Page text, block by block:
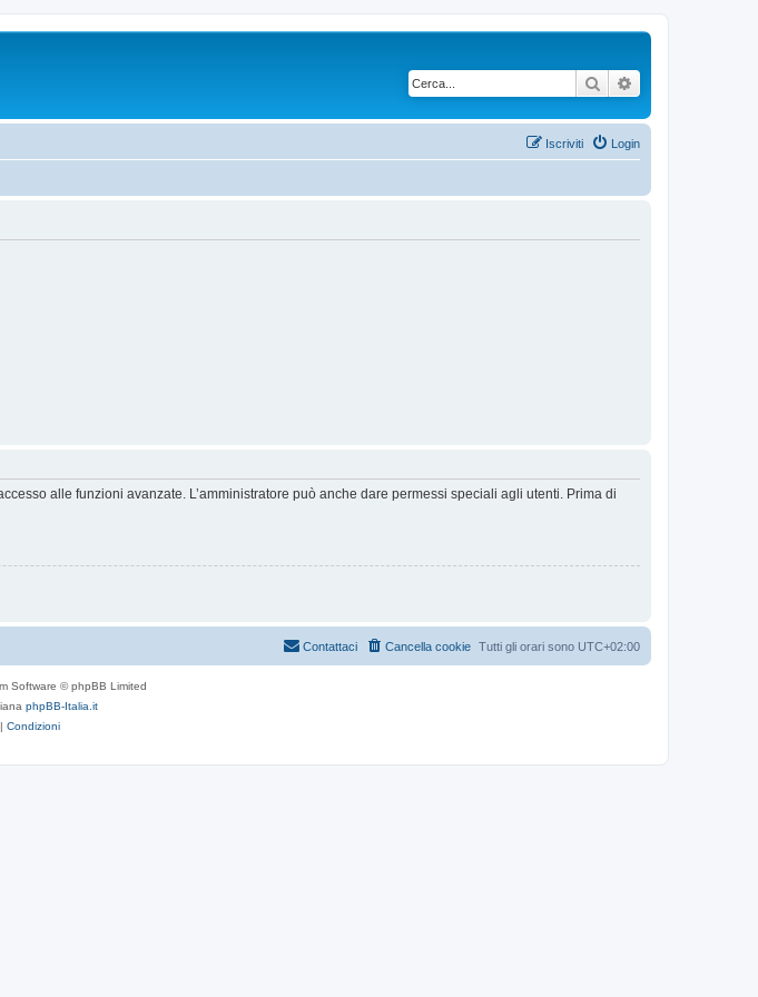
Cerca
Login
Iscriviti
alle funzioni avanzate. L’amministratore può anche dare permessi speciali agli utenti. Prima di
Tutti gli orari sono UTC+02:00
Cancella cookie
Contattaci
Software © phpBB Limited
phpBB-Italia.it
| Condizioni